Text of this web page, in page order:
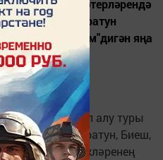
Алар хәтерләрендә
кайттылар. Каратун
"Өммегөлсем"дигән яңа
сайлап алу туры
үтте. Апас, Каратун, Биеш,
авыл җирлекләренең